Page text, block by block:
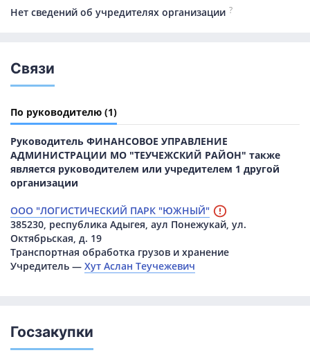
Нет сведений об учредителях организации ?
Связи
По руководителю (1)
Руководитель ФИНАНСОВОЕ УПРАВЛЕНИЕ
АДМИНИСТРАЦИИ МО "ТЕУЧЕЖСКИЙ РАЙОН" также
является руководителем или учредителем 1 другой
организации
ООО "ЛОГИСТИЧЕСКИЙ ПАРК "ЮЖНЫЙ"
385230, республика Адыгея, аул Понежукай, ул.
Октябрьская, д. 19
Транспортная обработка грузов и хранение
Учредитель — Хут Аслан Теучежевич
Госзакупки